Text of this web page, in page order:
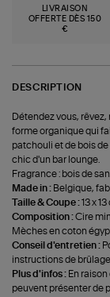
LIVRAISON
OFFERTE DÈS 150
€
DESCRIPTION
Détendez vous,
forme organique qui
patchouli et de bois
chic d'un bar lounge.
Fragrance : bois de
Made in : Belgique,
Taille & Coupe :13 x 13
Composition :Cire
Mèches en coton
Conseil d'entretien :
instructions de
Plus d'infos : En
peuvent présenter de